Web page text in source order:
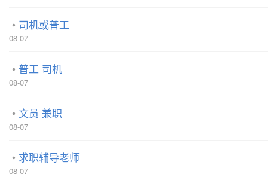
司机或普工
08-07
普工 司机
08-07
文员 兼职
08-07
求职辅导老师
08-07